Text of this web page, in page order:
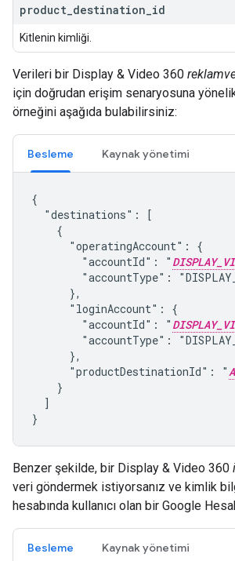
product destination id
Kitlenin kimliği.
Verileri bir Display & Video 360
için doğrudan erişim senaryosuna
örneğini aşağıda bulabilirsiniz:
Besleme Kaynak yönetimi
{
  "destinations": [
    {
      "operatingAccount": {
        "accountId": "
"accountType":
      },
      "loginAccount": {
        "accountId": "
"accountType":
      },
      "productDestinationId": "
    }
  ]
}
Benzer şekilde, bir Display & Video 360
veri göndermek istiyorsanız ve kimlik
hesabında kullanıcı olan bir Google
Besleme Kaynak yönetimi